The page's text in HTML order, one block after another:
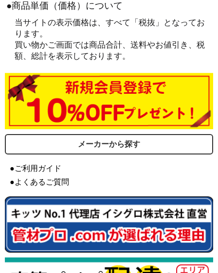
●商品単価（価格）について
当サイトの表示価格は、すべて「税抜」となってお
ります。
買い物かご画面では商品合計、送料やお値引き、税
額、総計を表示しております。
メーカーから探す
●ご利用ガイド
●よくあるご質問